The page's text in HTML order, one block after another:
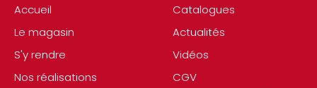
Accueil
Le magasin
S'y rendre
Nos réalisations
Catalogues
Actualités
Vidéos
CGV